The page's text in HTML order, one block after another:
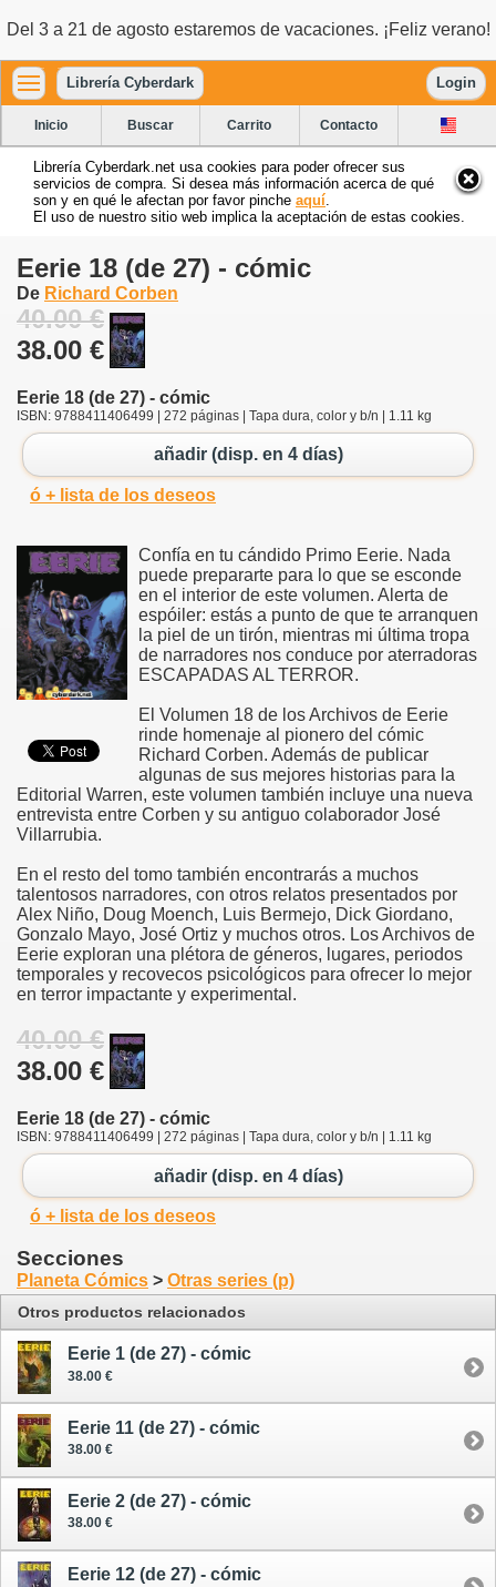
Del 3 a 21 de agosto estaremos de vacaciones. ¡Feliz verano!
Librería Cyberdark Login
Inicio Buscar Carrito Contacto
Librería Cyberdark.net usa cookies para poder ofrecer sus
servicios de compra. Si desea más información acerca de qué
son y en qué le afectan por favor pinche aquí
El uso de nuestro sitio web implica la aceptación de estas cookies.
Eerie 18 (de 27) - cómic
De Richard Corben
40.00 €
38.00 €
Eerie 18 (de 27) - cómic
ISBN: 9788411406499 | 272 páginas | Tapa dura, color y b/n | 1.11 kg
añadir (disp. en 4 días)
ó + lista de los deseos
Confía en tu cándido Primo Eerie. Nada
puede prepararte para lo que se esconde
en el interior de este volumen. Alerta de
espóiler: estás a punto de que te arranquen
la piel de un tirón, mientras mi última tropa
de narradores nos conduce por aterradoras
ESCAPADAS AL TERROR.
El Volumen 18 de los Archivos de Eerie
rinde homenaje al pionero del cómic
Richard Corben. Además de publicar
algunas de sus mejores historias para la
Editorial Warren, este volumen también incluye una nueva
entrevista entre Corben y su antiguo colaborador José
Villarrubia.
En el resto del tomo también encontrarás a muchos
talentosos narradores, con otros relatos presentados por
Alex Niño, Doug Moench, Luis Bermejo, Dick Giordano,
Gonzalo Mayo, José Ortiz y muchos otros. Los Archivos de
Eerie exploran una plétora de géneros, lugares, periodos
temporales y recovecos psicológicos para ofrecer lo mejor
en terror impactante y experimental.
40.00 €
38.00 €
Eerie 18 (de 27) - cómic
ISBN: 9788411406499 | 272 páginas | Tapa dura, color y b/n | 1.11 kg
añadir (disp. en 4 días)
ó + lista de los deseos
Secciones
Planeta Cómics > Otras series (p)
Otros productos relacionados
Eerie 1 (de 27) - cómic
38.00 €
Eerie 11 (de 27) - cómic
38.00 €
Eerie 2 (de 27) - cómic
38.00 €
Eerie 12 (de 27) - cómic